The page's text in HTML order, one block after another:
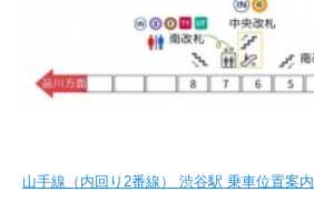
山手線（内回り2番線） 渋谷駅 乗車位置案内